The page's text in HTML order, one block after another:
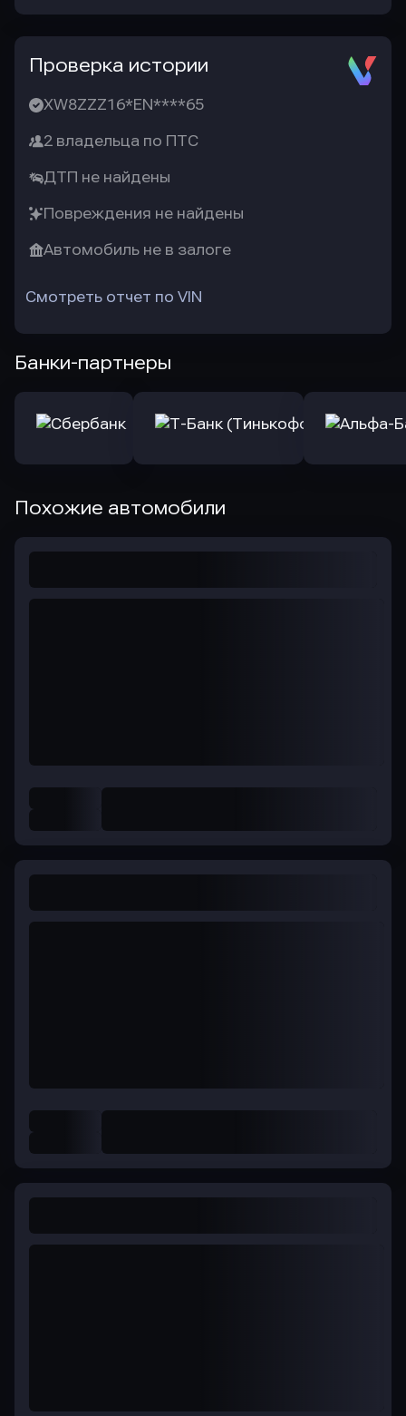
Проверка истории
XW8ZZZ16*EN****65
2 владельца по ПТС
ДТП не найдены
Повреждения не найдены
Автомобиль не в залоге
Смотреть отчет по VIN
Банки-партнеры
Похожие автомобили